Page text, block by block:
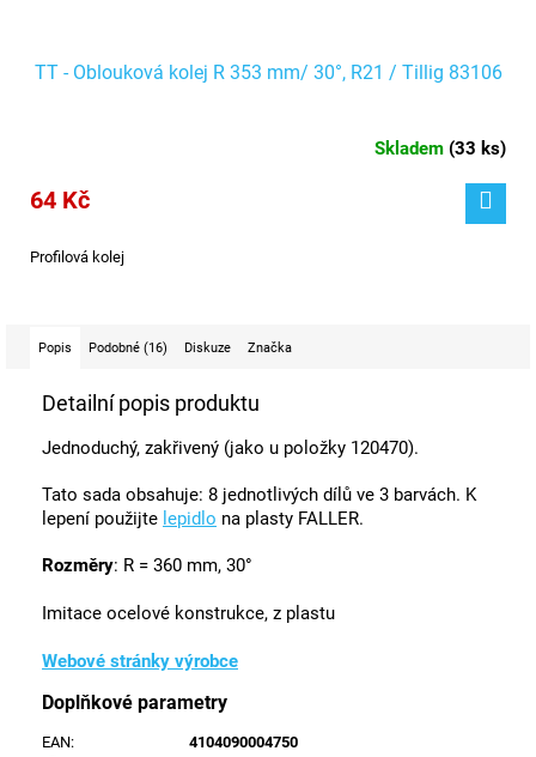
TT - Oblouková kolej R 353 mm/ 30°, R21 / Tillig 83106
Skladem (33 ks)
64 Kč
Profilová kolej
Popis Podobné (16) Diskuze Značka
Detailní popis produktu
Jednoduchý, zakřivený (jako u položky 120470).
Tato sada obsahuje: 8 jednotlivých dílů ve 3 barvách. K
lepení použijte lepidlo na plasty FALLER.
Rozměry: R = 360 mm, 30°
Imitace ocelové konstrukce, z plastu
Webové stránky výrobce
Doplňkové parametry
EAN: 4104090004750